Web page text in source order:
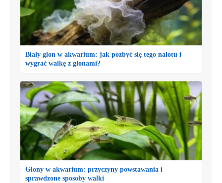
Biały glon w akwarium: jak pozbyć się tego nalotu i
wygrać walkę z glonami?
Glony w akwarium: przyczyny powstawania i
sprawdzone sposoby walki